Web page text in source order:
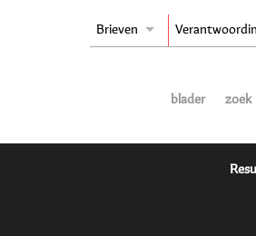
Brieven
blader zoek